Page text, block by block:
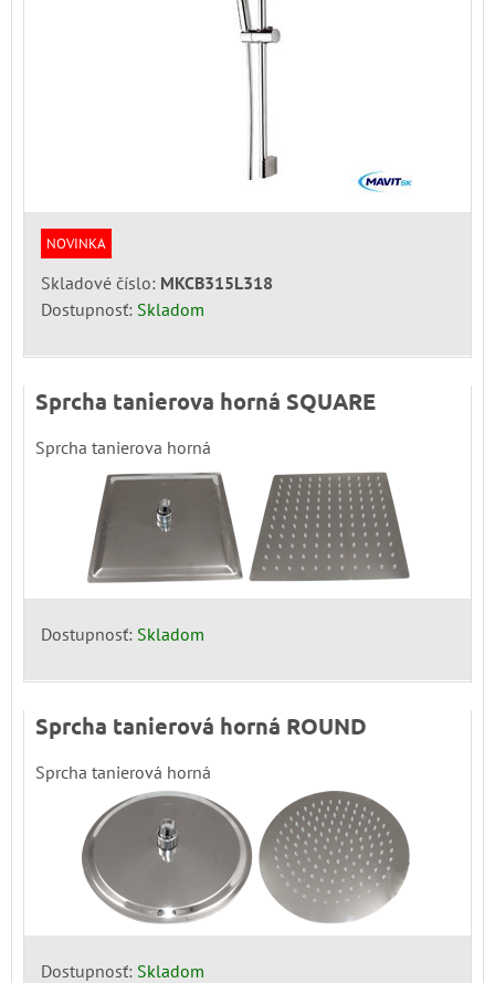
NOVINKA
Skladové číslo: MKCB315L318
Dostupnosť: Skladom
Sprcha tanierova horná SQUARE
Sprcha tanierova horná
Dostupnosť: Skladom
Sprcha tanierová horná ROUND
Sprcha tanierová horná
Dostupnosť: Skladom